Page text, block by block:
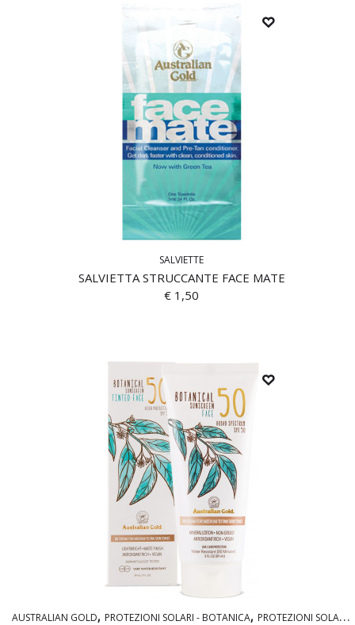
SALVIETTE
SALVIETTA STRUCCANTE FACE MATE
€ 1,50
AUSTRALIAN GOLD PROTEZIONI SOLARI - BOTANICA PROTEZIONI SOLARI CLEAR